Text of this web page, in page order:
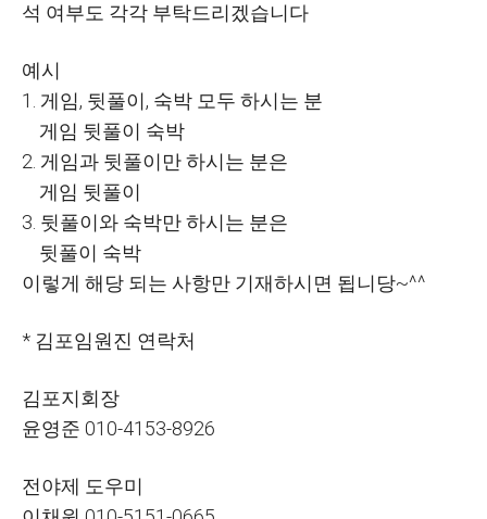
석 여부도 각각 부탁드리겠습니다
예시
1. 게임, 뒷풀이, 숙박 모두 하시는 분
게임 뒷풀이 숙박
2. 게임과 뒷풀이만 하시는 분은
게임 뒷풀이
3. 뒷풀이와 숙박만 하시는 분은
뒷풀이 숙박
이렇게 해당 되는 사항만 기재하시면 됩니당~^^
* 김포임원진 연락처
김포지회장
윤영준 010-4153-8926
전야제 도우미